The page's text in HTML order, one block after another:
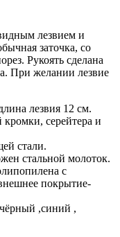
лезвием и
заточка, со
Рукоять сделана
При желании лезвие
лезвия 12 см.
серейтера и
стали.
стальной молоток.
с
покрытие-
,синий ,